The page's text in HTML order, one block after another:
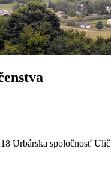
Urbárska spoločnosť Ulič